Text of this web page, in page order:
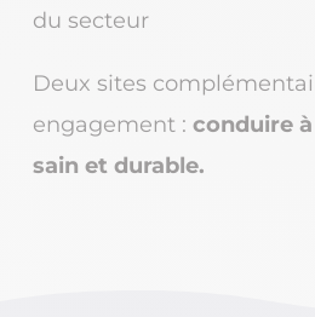
du secteur
Deux sites
engagement : conduire
sain et durable.